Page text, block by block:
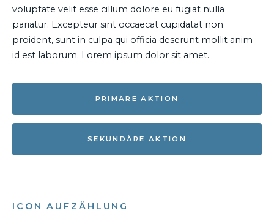
voluptate velit esse cillum dolore eu fugiat nulla
pariatur. Excepteur sint occaecat cupidatat non
proident, sunt in culpa qui officia deserunt mollit anim
id est laborum. Lorem ipsum dolor sit amet.
PRIMÄRE AKTION
SEKUNDÄRE AKTION
ICON AUFZÄHLUNG